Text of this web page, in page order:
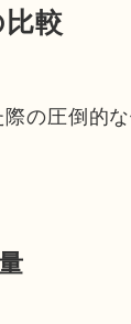
較
の圧倒的